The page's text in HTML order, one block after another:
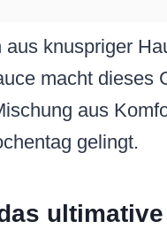
knuspriger
macht dieses
aus
gelingt.